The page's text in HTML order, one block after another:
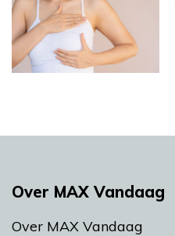
Over MAX Vandaag
Over MAX Vandaag